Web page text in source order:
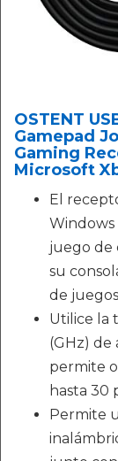
OSTENT
Gamepad
Gaming
Microsoft
El
Windows
juego de
su
de
Utilice la
(GHz)
permite
hasta 30
Permite